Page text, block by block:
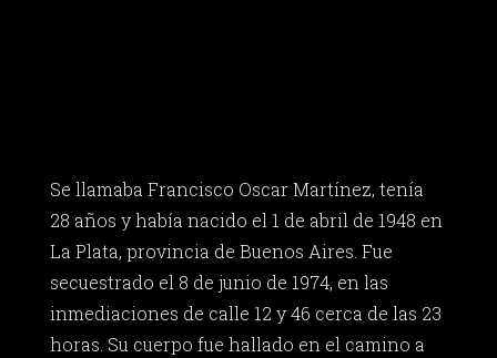
Se llamaba Francisco Oscar Martínez, tenía
28 años y había nacido el 1 de abril de 1948 en
La Plata, provincia de Buenos Aires. Fue
secuestrado el 8 de junio de 1974, en las
inmediaciones de calle 12 y 46 cerca de las 23
horas. Su cuerpo fue hallado en el camino a